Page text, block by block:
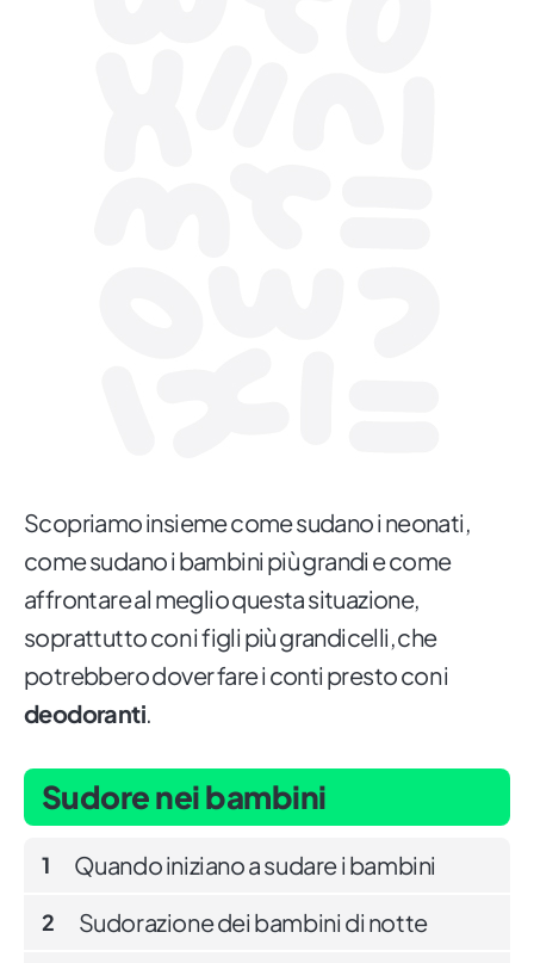
Scopriamo insieme come sudano i neonati,
come sudano i bambini più grandi e come
affrontare al meglio questa situazione,
soprattutto con i figli più grandicelli, che
potrebbero dover fare i conti presto con i
deodoranti.
Sudore nei bambini
1 Quando iniziano a sudare i bambini
2 Sudorazione dei bambini di notte